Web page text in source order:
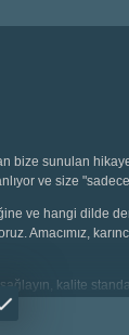
bize sunulan
ve size
ve hangi
Amacımız,
kalite
içinde